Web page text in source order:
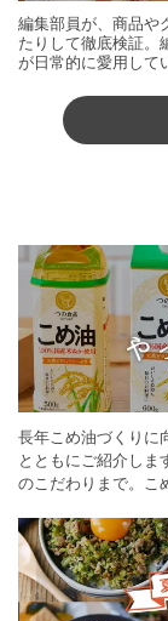
編集部員が、商品や
たりして徹底検証。
が日常的に愛用して
長年こめ油づくりに
とともにご紹介し
のこだわりまで。こ